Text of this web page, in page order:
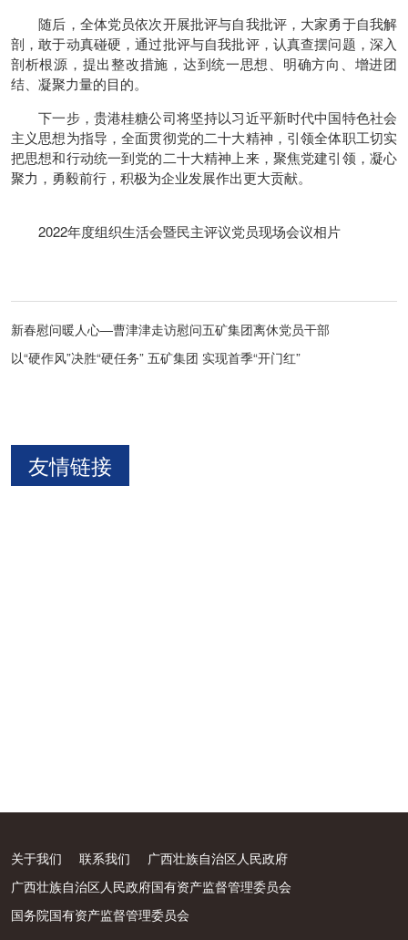
随后，全体党员依次开展批评与自我批评，大家勇于自我解
剖，敢于动真碰硬，通过批评与自我批评，认真查摆问题，深入
剖析根源，提出整改措施，达到统一思想、明确方向、增进团
结、凝聚力量的目的。
下一步，贵港桂糖公司将坚持以习近平新时代中国特色社会
主义思想为指导，全面贯彻党的二十大精神，引领全体职工切实
把思想和行动统一到党的二十大精神上来，聚焦党建引领，凝心
聚力，勇毅前行，积极为企业发展作出更大贡献。
2022年度组织生活会暨民主评议党员现场会议相片
新春慰问暖人心—曹津津走访慰问五矿集团离休党员干部
以“硬作风”决胜“硬任务” 五矿集团 实现首季“开门红”
友情链接
关于我们 联系我们
广西壮族自治区人民政府
广西壮族自治区人民政府国有资产监督管理委员会
国务院国有资产监督管理委员会